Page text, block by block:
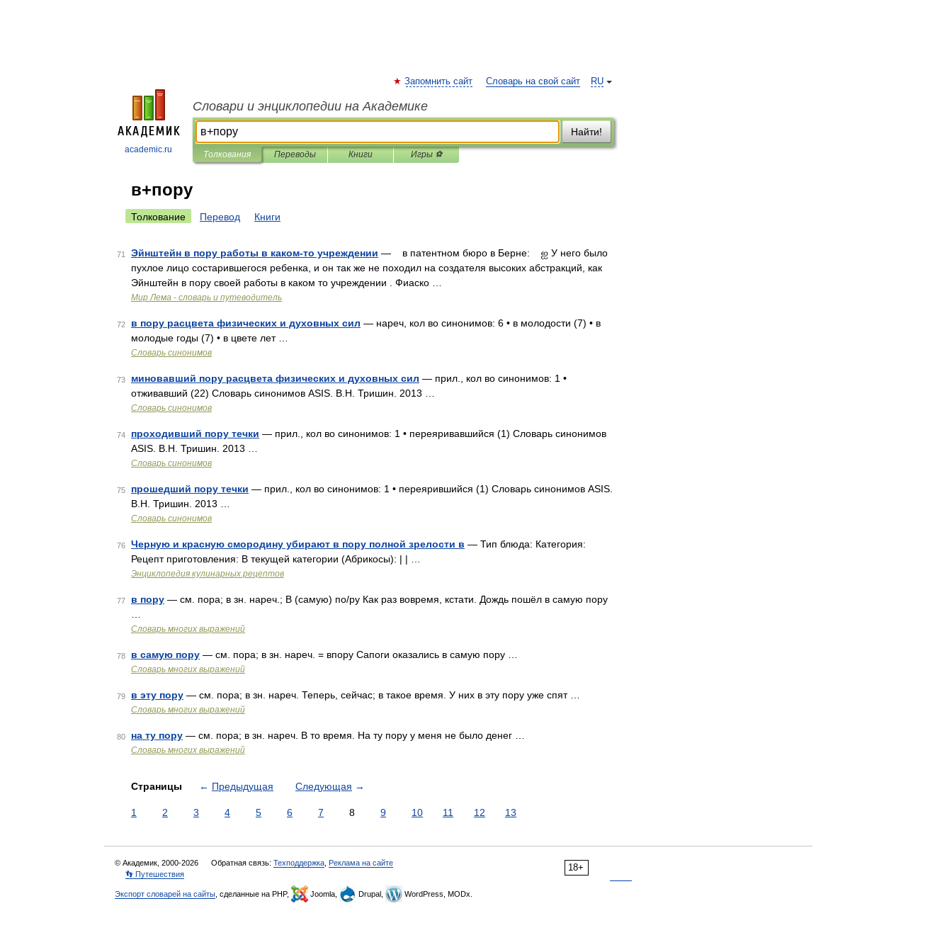
academic.ru
RU
Запомнить сайт Словарь на свой сайт
Словари и энциклопедии на Академике
Найти!
Толкования Переводы Книги Игры ⚽
в+пору
Толкование Перевод Книги
71 Эйнштейн в пору работы в каком-то учреждении — в патентном бюро в Берне: ஐ У него было
пухлое лицо состарившегося ребенка, и он так же не походил на создателя высоких абстракций, как
Эйнштейн в пору своей работы в каком то учреждении . Фиаско …
Мир Лема - словарь и путеводитель
72 в пору расцвета физических и духовных сил — нареч, кол во синонимов: 6 • в молодости (7) • в
молодые годы (7) • в цвете лет …
Словарь синонимов
73 миновавший пору расцвета физических и духовных сил — прил., кол во синонимов: 1 •
отживавший (22) Словарь синонимов ASIS. В.Н. Тришин. 2013 …
Словарь синонимов
74 проходивший пору течки — прил., кол во синонимов: 1 • переяривавшийся (1) Словарь синонимов
ASIS. В.Н. Тришин. 2013 …
Словарь синонимов
75 прошедший пору течки — прил., кол во синонимов: 1 • переярившийся (1) Словарь синонимов ASIS.
В.Н. Тришин. 2013 …
Словарь синонимов
76 Черную и красную смородину убирают в пору полной зрелости в — Тип блюда: Категория:
Рецепт приготовления: В текущей категории (Абрикосы): | | …
Энциклопедия кулинарных рецептов
77 в пору — см. пора; в зн. нареч.; В (самую) по/ру Как раз вовремя, кстати. Дождь пошёл в самую пору
Словарь многих выражений
78 в самую пору — см. пора; в зн. нареч. = впору Сапоги оказались в самую пору …
Словарь многих выражений
79 в эту пору — см. пора; в зн. нареч. Теперь, сейчас; в такое время. У них в эту пору уже спят …
Словарь многих выражений
80 на ту пору — см. пора; в зн. нареч. В то время. На ту пору у меня не было денег …
Словарь многих выражений
Страницы ← Предыдущая Следующая →
1 2 3 4 5 6 7 8 9 10 11 12 13
18+
© Академик, 2000-2026 Обратная связь: Техподдержка Реклама на сайте
👣 Путешествия
Экспорт словарей на сайты , сделанные на PHP, Joomla, Drupal, WordPress, MODx.